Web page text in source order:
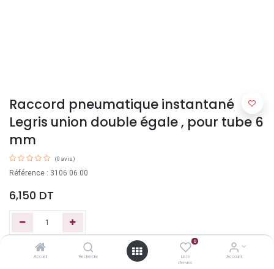
Accueil Recherche
0
Liste
d'envies
Account
Raccord pneumatique instantané
Legris union double égale , pour tube 6
mm
(0 avis)
Référence : 3106 06 00
6,150 DT
Ajouter au panier